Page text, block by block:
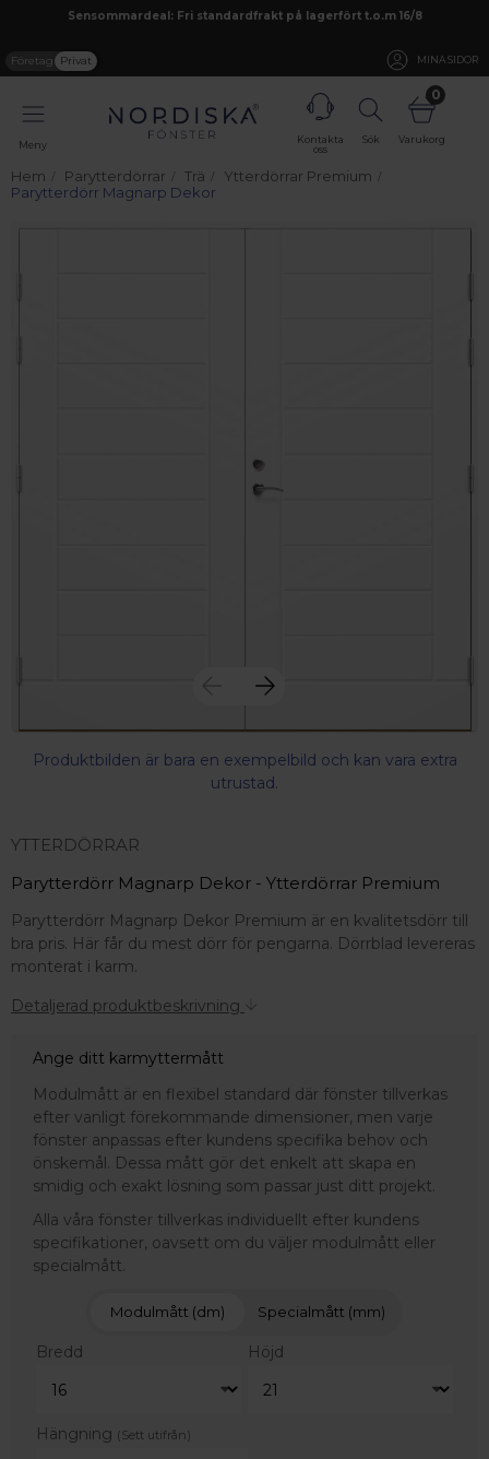
Sensommardeal: Fri standardfrakt på lagerfört t.o.m 16/8
Företag Privat MINA SIDOR
Meny
fokus på kvalitet, omtanke och djup kompetens.
Kontakta
oss
Sök
0
Varukorg
Hem Parytterdörrar Trä
Ytterdörrar Premium
Parytterdörr Magnarp Dekor
Produktbilden är bara en exempelbild och kan vara extra
utrustad.
YTTERDÖRRAR
Parytterdörr Magnarp Dekor - Ytterdörrar Premium
Parytterdörr Magnarp Dekor Premium är en kvalitetsdörr till
bra pris. Här får du mest dörr för pengarna. Dörrblad levereras
monterat i karm.
Detaljerad produktbeskrivning
Ange ditt karmyttermått
Modulmått är en flexibel standard där fönster tillverkas
efter vanligt förekommande dimensioner, men varje
fönster anpassas efter kundens specifika behov och
önskemål. Dessa mått gör det enkelt att skapa en
smidig och exakt lösning som passar just ditt projekt.
Alla våra fönster tillverkas individuellt efter kundens
specifikationer, oavsett om du väljer modulmått eller
specialmått.
Modulmått (dm) Specialmått (mm)
Bredd Höjd
Hängning (Sett utifrån)